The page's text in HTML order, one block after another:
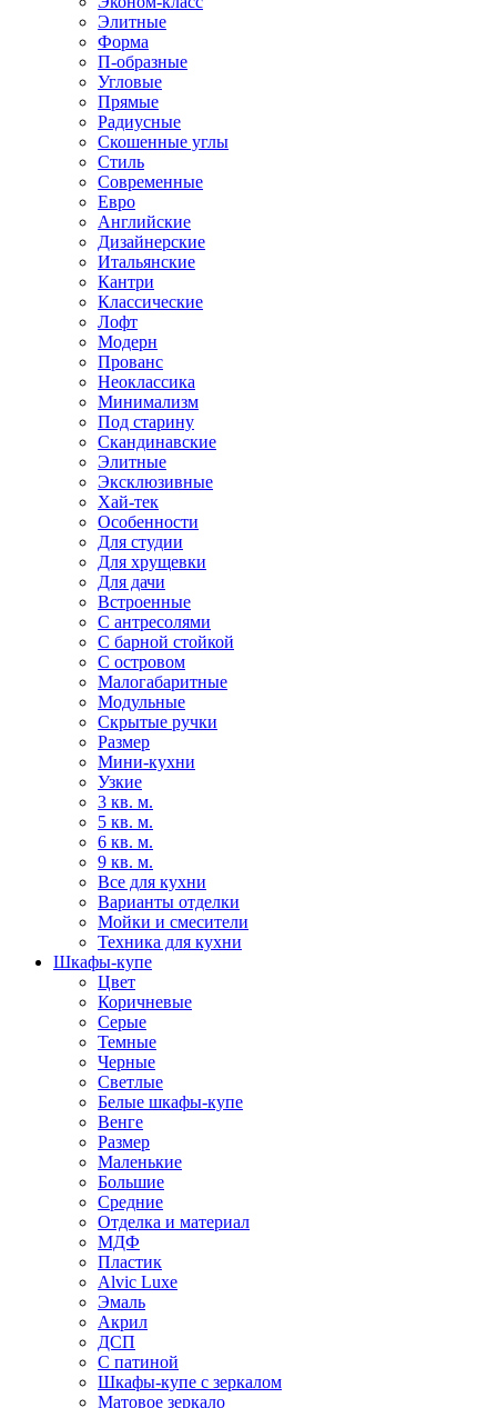
Элитные
Форма
П-образные
Угловые
Прямые
Радиусные
Скошенные углы
Стиль
Современные
Евро
Английские
Дизайнерские
Итальянские
Кантри
Классические
Лофт
Модерн
Прованс
Неоклассика
Минимализм
Под старину
Скандинавские
Элитные
Эксклюзивные
Хай-тек
Особенности
Для студии
Для хрущевки
Для дачи
Встроенные
С антресолями
С барной стойкой
С островом
Малогабаритные
Модульные
Скрытые ручки
Размер
Мини-кухни
Узкие
3 кв. м.
5 кв. м.
6 кв. м.
9 кв. м.
Все для кухни
Варианты отделки
Мойки и смесители
Техника для кухни
Шкафы-купе
Цвет
Коричневые
Серые
Темные
Черные
Светлые
Белые шкафы-купе
Венге
Размер
Маленькие
Большие
Средние
Отделка и материал
МДФ
Пластик
Alvic Luxe
Эмаль
Акрил
ДСП
С патиной
Шкафы-купе с зеркалом
Матовое зеркало